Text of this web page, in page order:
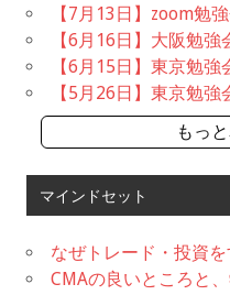
【7月13日】zoom勉
【6月16日】大阪勉強
【6月15日】東京勉強
【5月26日】東京勉強
もっ
マインドセット
なぜトレード・投資
CMAの良いところと